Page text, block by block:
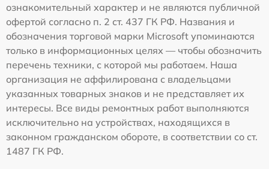
ознакомительный характер и не являются публичной
офертой согласно п. 2 ст. 437 ГК РФ. Названия и
обозначения торговой марки Microsoft упоминаются
только в информационных целях — чтобы обозначить
перечень техники, с которой мы работаем. Наша
организация не аффилирована с владельцами
указанных товарных знаков и не представляет их
интересы. Все виды ремонтных работ выполняются
исключительно на устройствах, находящихся в
законном гражданском обороте, в соответствии со ст.
1487 ГК РФ.